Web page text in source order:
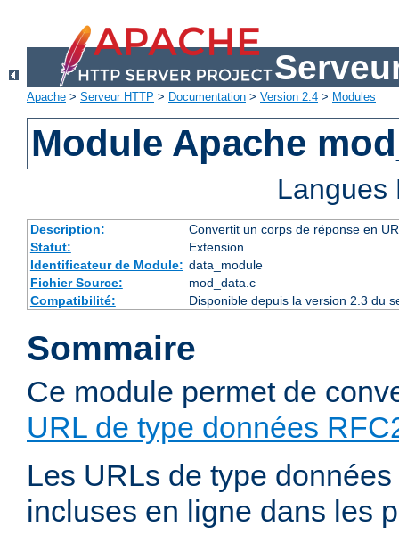
Apache > Serveur HTTP > Documentation > Version 2.4 > Modules
Module Apache
Description:
Convertit un corps de réponse en
Statut:
Extension
Identificateur de Module: data_module
Fichier Source:
mod_data.c
Compatibilité:
Disponible depuis la version 2.3 du
Sommaire
Ce module permet de
URL de type données
Les URLs de type
incluses en ligne dans les